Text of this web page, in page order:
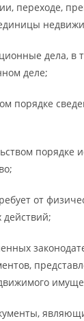
переходе,
дела, в
деле;
порядке
от